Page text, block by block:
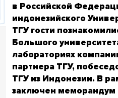
в Российской
индонезийского
ТГУ гости
Большого
лабораториях
партнера ТГУ,
ТГУ из Индонезии. В
заключен меморандум